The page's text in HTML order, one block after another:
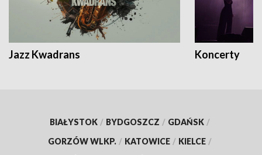
Jazz Kwadrans Koncerty
BIAŁYSTOK / BYDGOSZCZ / GDAŃSK /
GORZÓW WLKP. / KATOWICE / KIELCE /